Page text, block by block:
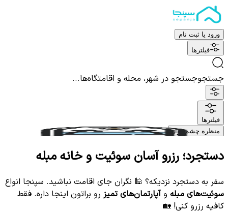
ورود یا ثبت نام
فیلترها
جستجوجستجو در شهر، محله و اقامتگاه‌ها...
فیلترها
منظره چشم نواز
دستجرد؛ رزرو آسان سوئیت و خانه مبله
سفر به دستجرد نزدیکه؟ 🕌 نگران جای اقامت نباشید. سپنجا انواع
سوئیت‌های مبله وآپارتمان‌های تمیز رو براتون اینجا داره. فقط
کافیه رزرو کنی! 🏡